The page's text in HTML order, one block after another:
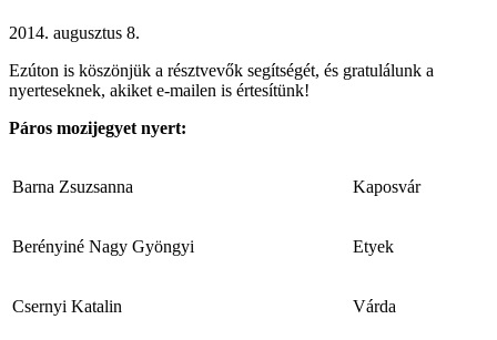
2014. augusztus 8.
Ezúton is köszönjük a résztvevők segítségét, és gratulálunk a
nyerteseknek, akiket e-mailen is értesítünk!
Páros mozijegyet nyert:
Barna Zsuzsanna Kaposvár
Berényiné Nagy Gyöngyi Etyek
Csernyi Katalin Várda